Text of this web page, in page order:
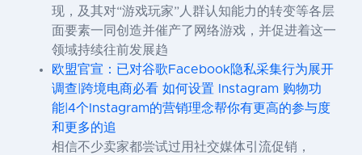
现，及其对“游戏玩家”人群认知能力的转变等各层
面要素一同创造并催产了网络游戏，并促进着这一
领域持续往前发展趋
欧盟官宣：已对谷歌Facebook隐私采集行为展开
调查|跨境电商必看 如何设置 Instagram 购物功
能|4个Instagram的营销理念帮你有更高的参与度
和更多的追
相信不少卖家都尝试过用社交媒体引流促销，